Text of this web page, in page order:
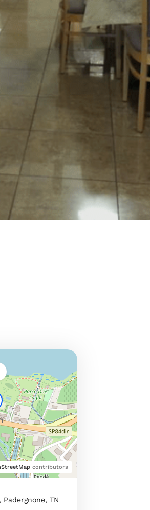
contributors
Padergnone, TN